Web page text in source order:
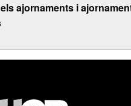
ajornaments i